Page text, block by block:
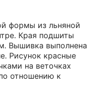
формы из льняной
Края подшиты
Вышивка выполнена
Рисунок красные
на веточках
отношению к